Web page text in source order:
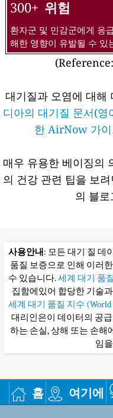
300+ 위험
환자군 및 민감군에게 응
해한 영향이 유발될 수 있
대기질과 오염에 대해
디아의 대기질 문서(영
한 AirNow 가
매우 유용한 베이징의
의 건강 관련 팁을 보려
의 블
사용안내: 모든 대기 질 데
품질 보증으로 인해 이러
수 있습니다.세계 대기 품
집함에있어 합당한 기술
세계 대기 품질 지수
대리인은이 데이터의 공
하는 손실, 상해 또는 손해
임
홈 여기에